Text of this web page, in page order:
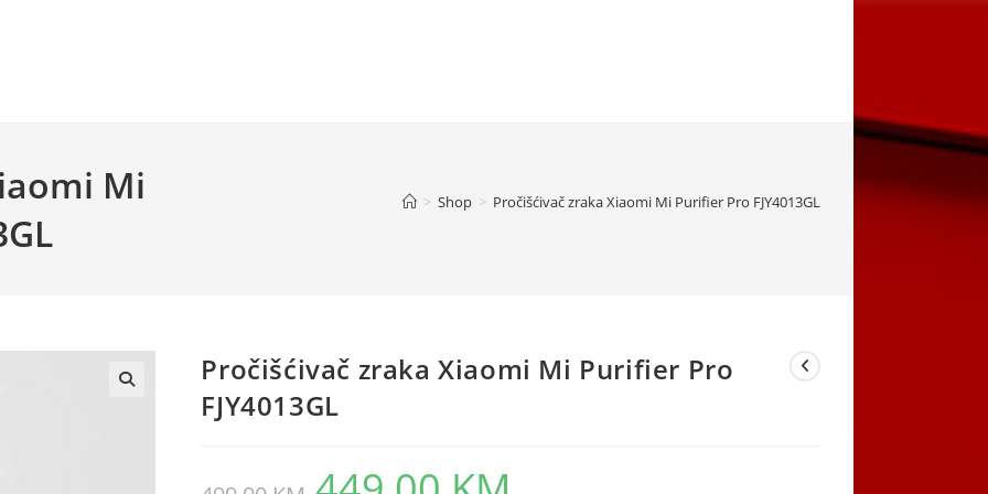
Mi
> Shop > Pročišćivač zraka Xiaomi Mi Purifier Pro FJY4013GL
Pročišćivač zraka Xiaomi Mi Purifier Pro
FJY4013GL
Original